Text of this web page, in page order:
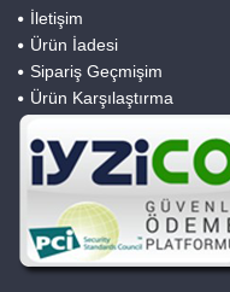
İletişim
Ürün İadesi
Sipariş Geçmişim
Ürün Karşılaştırma